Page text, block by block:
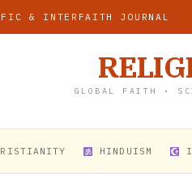
& INTERFAITH JOURNAL
GLOBAL FAITH •
HINDUISM